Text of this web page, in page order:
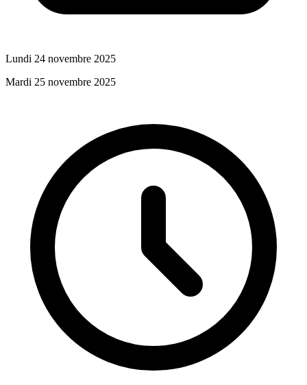
Lundi 24 novembre 2025
Mardi 25 novembre 2025